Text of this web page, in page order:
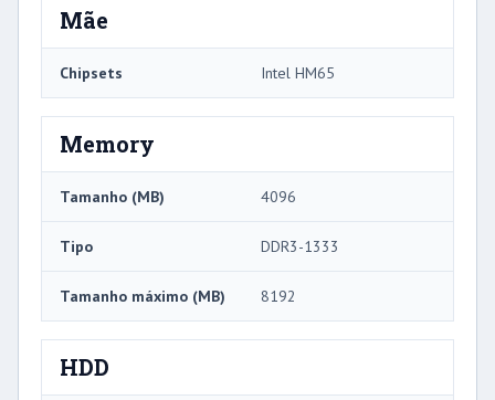
Mãe
Chipsets Intel HM65
Memory
Tamanho (MB) 4096
Tipo DDR3-1333
Tamanho máximo (MB) 8192
HDD